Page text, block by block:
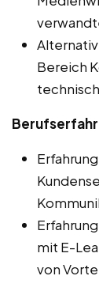
Bereich
mit E-
von